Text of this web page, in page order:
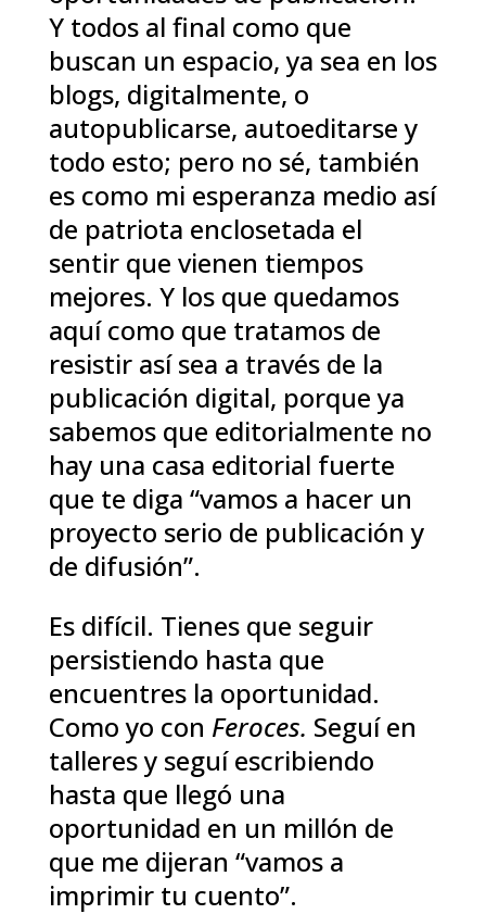
Y todos al final como que
buscan un espacio, ya sea en los
blogs, digitalmente, o
autopublicarse, autoeditarse y
todo esto; pero no sé, también
es como mi esperanza medio así
de patriota enclosetada el
sentir que vienen tiempos
mejores. Y los que quedamos
aquí como que tratamos de
resistir así sea a través de la
publicación digital, porque ya
sabemos que editorialmente no
hay una casa editorial fuerte
que te diga “vamos a hacer un
proyecto serio de publicación y
de difusión”.
Es difícil. Tienes que seguir
persistiendo hasta que
encuentres la oportunidad.
Como yo con Feroces. Seguí en
talleres y seguí escribiendo
hasta que llegó una
oportunidad en un millón de
que me dijeran “vamos a
imprimir tu cuento”.